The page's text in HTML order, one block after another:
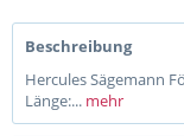
Beschreibung
Hercules Sägemann
Länge:... mehr